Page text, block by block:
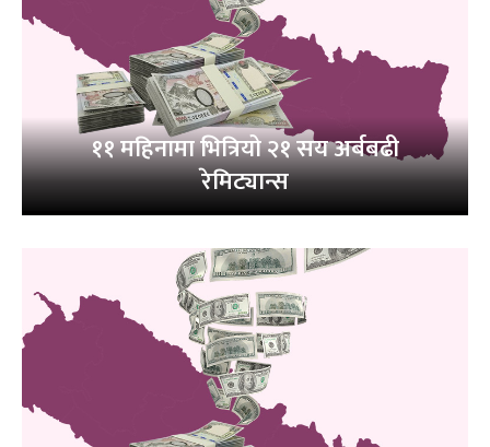
११ महिनामा भित्रियो २१ सय अर्बबढी
रेमिट्यान्स